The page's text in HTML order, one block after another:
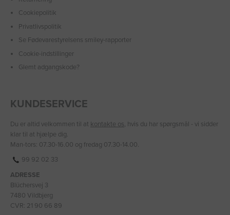
Cookiepolitik
Privatlivspolitik
Se Fødevarestyrelsens smiley-rapporter
Cookie-indstillinger
Glemt adgangskode?
KUNDESERVICE
Du er altid velkommen til at kontakte os, hvis du har spørgsmål - vi sidder
klar til at hjælpe dig.
Man-tors: 07.30-16.00 og fredag 07.30-14.00.
99 92 02 33
ADRESSE
Blüchersvej 3
7480 Vildbjerg
CVR: 21 90 66 89